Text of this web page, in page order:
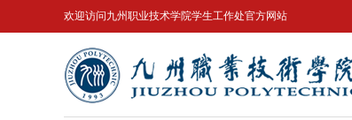
欢迎访问九州职业技术学院学生工作处官方网站